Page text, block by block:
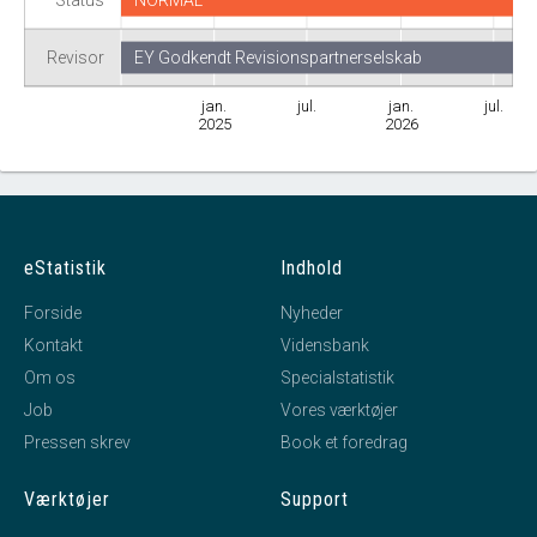
Revisor
jan.
2025
jul.
jan.
2026
jul.
EY Godkendt Revisionspartnerselskab
eStatistik
Forside
Kontakt
Om os
Job
Pressen skrev
Indhold
Nyheder
Vidensbank
Specialstatistik
Vores værktøjer
Book et foredrag
Værktøjer Support